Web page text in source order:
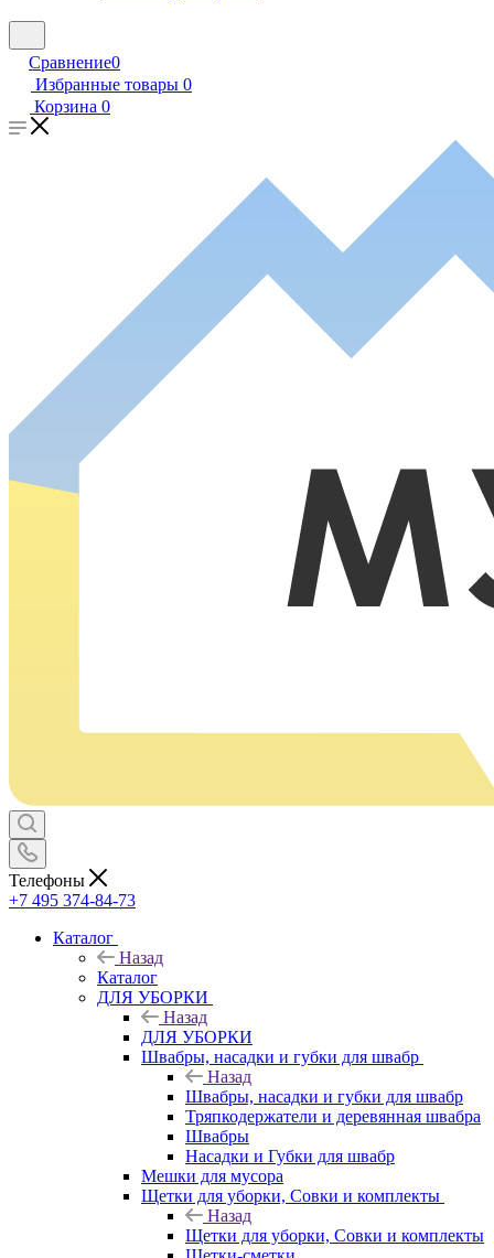
Сравнение0
Избранные товары 0
Корзина 0
Телефоны
+7 495 374-84-73
Каталог
Назад
Каталог
ДЛЯ УБОРКИ
Назад
ДЛЯ УБОРКИ
Швабры, насадки и губки для швабр
Назад
Швабры, насадки и губки для швабр
Тряпкодержатели и деревянная швабра
Швабры
Насадки и Губки для швабр
Мешки для мусора
Щетки для уборки, Совки и комплекты
Назад
Щетки для уборки, Совки и комплекты